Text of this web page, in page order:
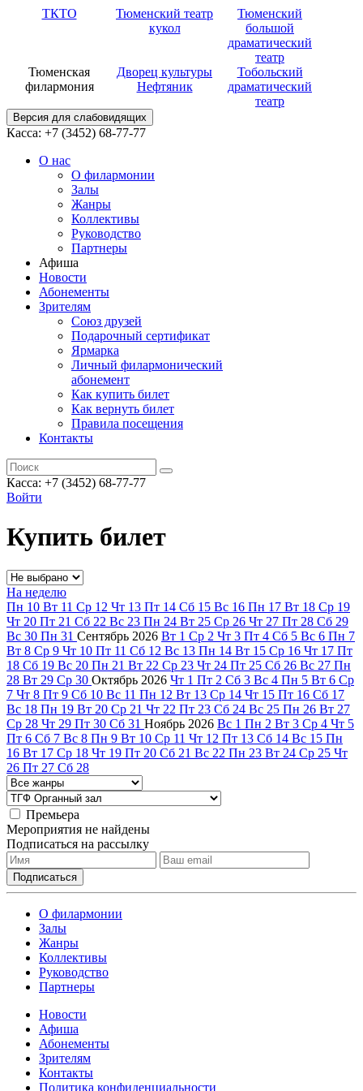
ТКТО
Тюменский театр
кукол
Тюменский
большой
драматический
театр
Тюменская
филармония
Дворец культуры
Нефтяник
Тобольский
драматический
театр
Версия для слабовидящих
Касса: +7 (3452) 68-77-77
О нас
О филармонии
Залы
Жанры
Коллективы
Руководство
Партнеры
Афиша
Новости
Абонементы
Зрителям
Союз друзей
Подарочный сертификат
Ярмарка
Личный филармонический
абонемент
Как купить билет
Как вернуть билет
Правила посещения
Контакты
Касса: +7 (3452) 68-77-77
Войти
Купить билет
На неделю
Пн 10 Вт 11 Ср 12 Чт 13 Пт 14 Сб 15 Вс 16 Пн 17 Вт 18 Ср 19
Чт 20 Пт 21 Сб 22 Вс 23 Пн 24 Вт 25 Ср 26 Чт 27 Пт 28 Сб 29
Вс 30 Пн 31 Сентябрь 2026 Вт 1 Ср 2 Чт 3 Пт 4 Сб 5 Вс 6 Пн 7
Вт 8 Ср 9 Чт 10 Пт 11 Сб 12 Вс 13 Пн 14 Вт 15 Ср 16 Чт 17 Пт
18 Сб 19 Вс 20 Пн 21 Вт 22 Ср 23 Чт 24 Пт 25 Сб 26 Вс 27 Пн
28 Вт 29 Ср 30 Октябрь 2026 Чт 1 Пт 2 Сб 3 Вс 4 Пн 5 Вт 6 Ср
7 Чт 8 Пт 9 Сб 10 Вс 11 Пн 12 Вт 13 Ср 14 Чт 15 Пт 16 Сб 17
Вс 18 Пн 19 Вт 20 Ср 21 Чт 22 Пт 23 Сб 24 Вс 25 Пн 26 Вт 27
Ср 28 Чт 29 Пт 30 Сб 31 Ноябрь 2026 Вс 1 Пн 2 Вт 3 Ср 4 Чт 5
Пт 6 Сб 7 Вс 8 Пн 9 Вт 10 Ср 11 Чт 12 Пт 13 Сб 14 Вс 15 Пн
16 Вт 17 Ср 18 Чт 19 Пт 20 Сб 21 Вс 22 Пн 23 Вт 24 Ср 25 Чт
26 Пт 27 Сб 28
Премьера
Мероприятия не найдены
Подписаться на рассылку
О филармонии
Залы
Жанры
Коллективы
Руководство
Партнеры
Новости
Афиша
Абонементы
Зрителям
Контакты
Политика конфиденциальности